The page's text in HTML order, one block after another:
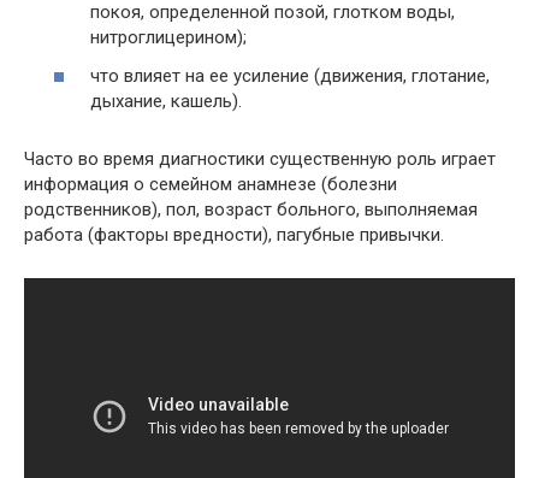
покоя, определенной позой, глотком воды,
нитроглицерином);
что влияет на ее усиление (движения, глотание,
дыхание, кашель).
Часто во время диагностики существенную роль играет
информация о семейном анамнезе (болезни
родственников), пол, возраст больного, выполняемая
работа (факторы вредности), пагубные привычки.